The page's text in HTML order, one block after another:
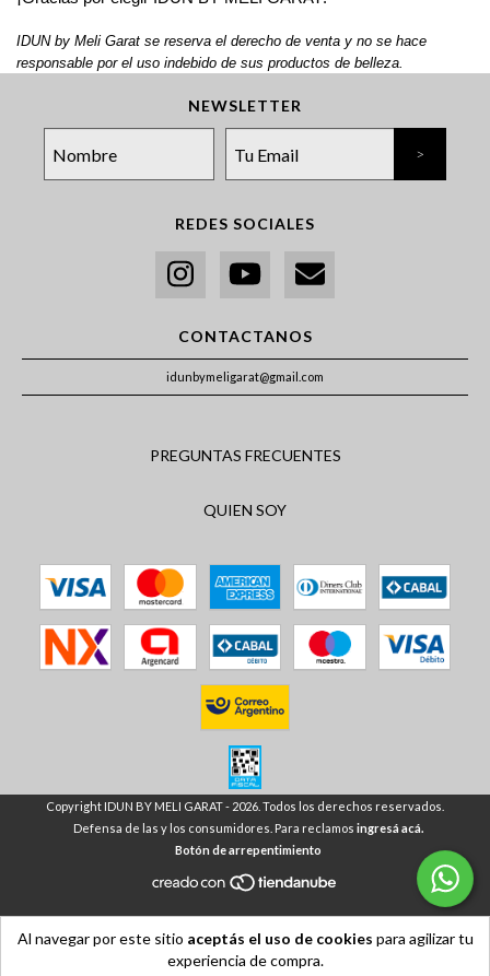
Al navegar por este sitio aceptás el uso de cookies para agilizar tu
experiencia de compra.
IDUN by Meli Garat se reserva el derecho de venta y no se hace
responsable por el uso indebido de sus productos de belleza.
NEWSLETTER
REDES SOCIALES
CONTACTANOS
idunbymeligarat@gmail.com
PREGUNTAS FRECUENTES
QUIEN SOY
Copyright IDUN BY MELI GARAT - 2026. Todos los derechos reservados.
Defensa de las y los consumidores. Para reclamos ingresá acá.
Botón de arrepentimiento